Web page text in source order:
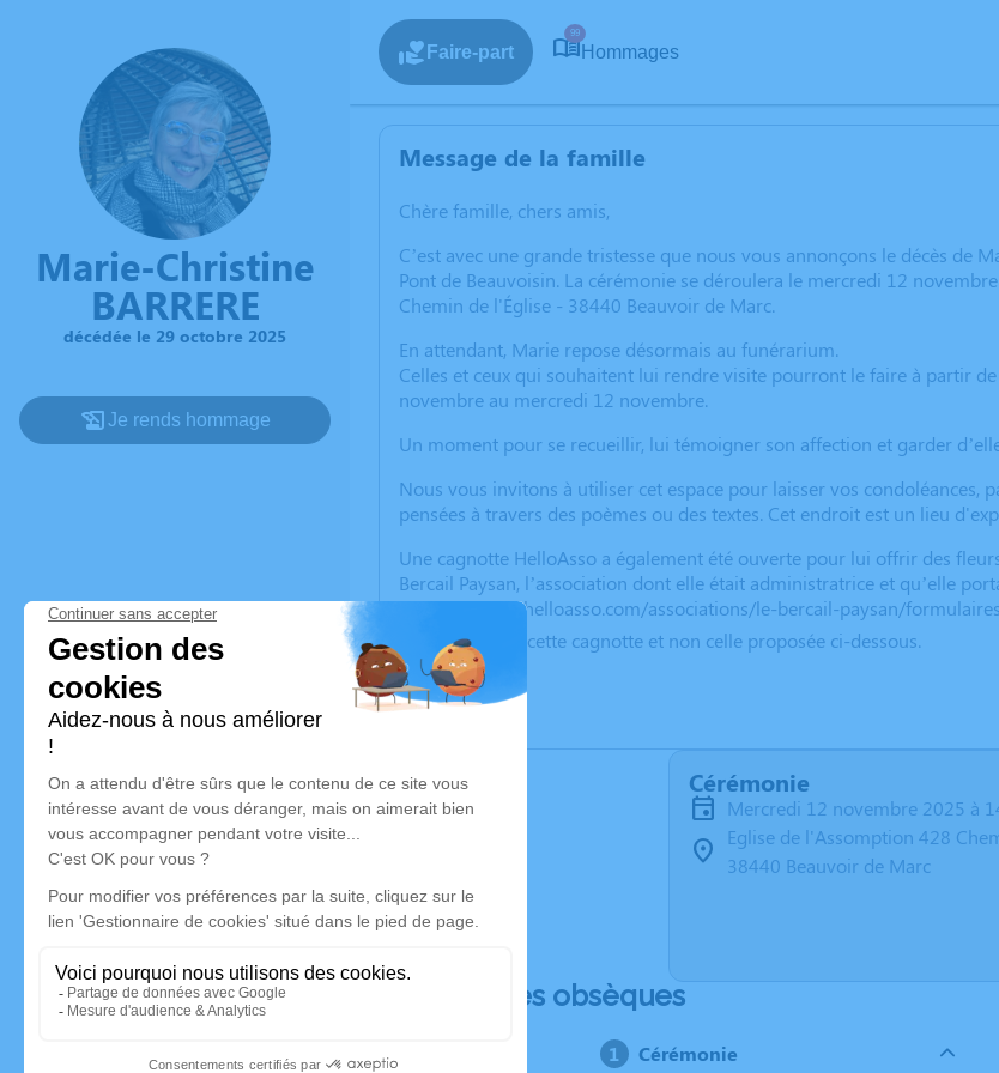
Marie-Christine
BARRERE
décédée le 29 octobre 2025
Je rends hommage
Faire-part
99
Hommages
Message de la famille
Chère famille, chers amis,
C’est avec une grande tristesse que nous vous annonçons le décès de
Pont de Beauvoisin. La cérémonie se déroulera le mercredi 12
Chemin de l'Église - 38440 Beauvoir de Marc.
En attendant, Marie repose désormais au funérarium.
Celles et ceux qui souhaitent lui rendre visite pourront le faire à partir
novembre au mercredi 12 novembre.
Un moment pour se recueillir, lui témoigner son affection et garder
Nous vous invitons à utiliser cet espace pour laisser vos condoléances,
pensées à travers des poèmes ou des textes. Cet endroit est un lieu
Une cagnotte HelloAsso a également été ouverte pour lui offrir des
Bercail Paysan, l’association dont elle était administratrice et qu’elle
❤️https://www.helloasso.com/associations/le-bercail-paysan/
Merci d'utiliser cette cagnotte et non celle proposée ci-dessous.
Cérémonie
mercredi 12 novembre 2025 à
Eglise de l'Assomption 428
38440 Beauvoir de Marc
Déroulé des obsèques
Cérémonie